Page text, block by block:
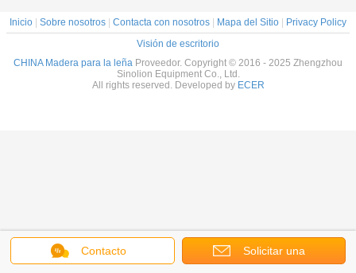
Contacto Solicitar una
Inicio Sobre nosotros Contacta con nosotros Mapa del Sitio
Privacy Policy
Visión de escritorio
CHINA Madera para la leña Proveedor. Copyright © 2016 - 2025 Zhengzhou
Sinolion Equipment Co., Ltd.
All rights reserved. Developed by ECER